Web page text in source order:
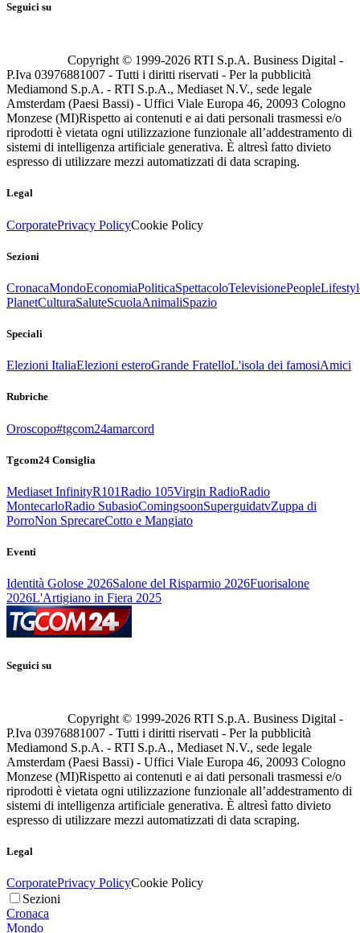
Seguici su
Copyright © 1999-2026 RTI S.p.A. Business Digital -
P.Iva 03976881007 - Tutti i diritti riservati - Per la pubblicità
Mediamond S.p.A. - RTI S.p.A., Mediaset N.V., sede legale
Amsterdam (Paesi Bassi) - Uffici Viale Europa 46, 20093 Cologno
Monzese (MI)Rispetto ai contenuti e ai dati personali trasmessi e/o
riprodotti è vietata ogni utilizzazione funzionale all’addestramento di
sistemi di intelligenza artificiale generativa. È altresì fatto divieto
espresso di utilizzare mezzi automatizzati di data scraping.
Legal
CorporatePrivacy PolicyCookie Policy
Sezioni
CronacaMondoEconomiaPoliticaSpettacoloTelevisionePeople
PlanetCulturaSaluteScuolaAnimaliSpazio
Speciali
Elezioni ItaliaElezioni esteroGrande FratelloL'isola dei famosiAmici
Rubriche
Oroscopo#tgcom24amarcord
Tgcom24 Consiglia
Mediaset InfinityR101Radio 105Virgin RadioRadio
MontecarloRadio SubasioComingsoonSuperguidatvZuppa di
PorroNon SprecareCotto e Mangiato
Eventi
Identità Golose 2026Salone del Risparmio 2026Fuorisalone
2026L'Artigiano in Fiera 2025
Seguici su
Copyright © 1999-2026 RTI S.p.A. Business Digital -
P.Iva 03976881007 - Tutti i diritti riservati - Per la pubblicità
Mediamond S.p.A. - RTI S.p.A., Mediaset N.V., sede legale
Amsterdam (Paesi Bassi) - Uffici Viale Europa 46, 20093 Cologno
Monzese (MI)Rispetto ai contenuti e ai dati personali trasmessi e/o
riprodotti è vietata ogni utilizzazione funzionale all’addestramento di
sistemi di intelligenza artificiale generativa. È altresì fatto divieto
espresso di utilizzare mezzi automatizzati di data scraping.
Legal
CorporatePrivacy PolicyCookie Policy
Sezioni
Cronaca
Mondo